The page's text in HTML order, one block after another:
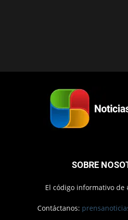
SOBRE
El código informativo de
Contáctanos: